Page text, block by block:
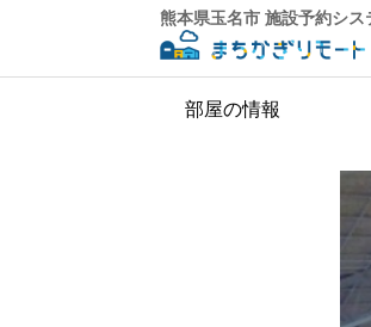
熊本県玉名市 施設予約シス
部屋の情報